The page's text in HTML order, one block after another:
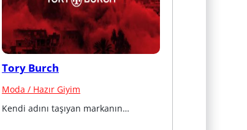
Tory Burch
Moda / Hazır Giyim
Kendi adını taşıyan markanın…